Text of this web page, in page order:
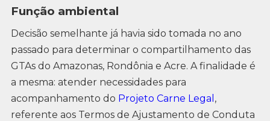
Função ambiental
Decisão semelhante já havia sido tomada no ano
passado para determinar o compartilhamento das
GTAs do Amazonas, Rondônia e Acre. A finalidade é
a mesma: atender necessidades para
acompanhamento do Projeto Carne Legal ,
referente aos Termos de Ajustamento de Conduta